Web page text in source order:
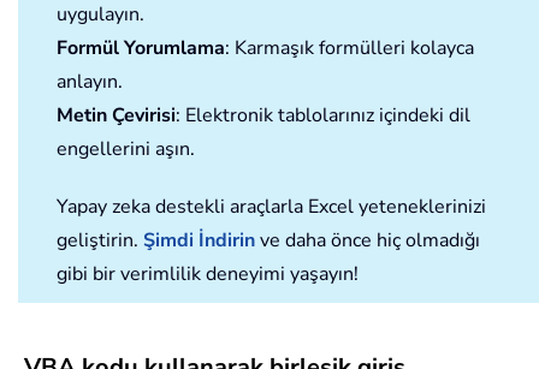
uygulayın.
Formül Yorumlama: Karmaşık formülleri kolayca
anlayın.
Metin Çevirisi: Elektronik tablolarınız içindeki dil
engellerini aşın.
Yapay zeka destekli araçlarla Excel yeteneklerinizi
geliştirin. Şimdi İndirinve daha önce hiç olmadığı
gibi bir verimlilik deneyimi yaşayın!